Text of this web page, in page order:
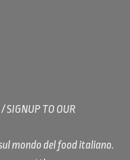
SIGNUP TO OUR
mondo del food italiano.